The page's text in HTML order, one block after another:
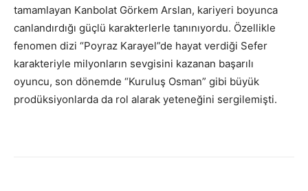
tamamlayan Kanbolat Görkem Arslan, kariyeri boyunca
canlandırdığı güçlü karakterlerle tanınıyordu. Özellikle
fenomen dizi “Poyraz Karayel”de hayat verdiği Sefer
karakteriyle milyonların sevgisini kazanan başarılı
oyuncu, son dönemde “Kuruluş Osman” gibi büyük
prodüksiyonlarda da rol alarak yeteneğini sergilemişti.